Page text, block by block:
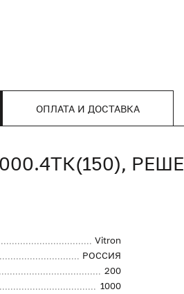
ОПЛАТА И ДОСТАВКА
Vitron
РОССИЯ
200
1000